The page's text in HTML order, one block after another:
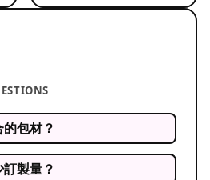
包材？
製量？